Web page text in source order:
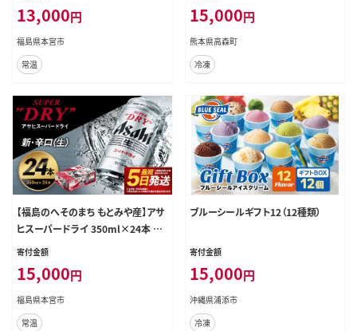
13,000円
福島県本宮市
常温
15,000円
熊本県高森町
冷凍
【福島のへそのまち もとみや産】アサ
ヒスーパードライ 350ml×24本 合
計8.4L 1ケース アルコール度数5%
ードライ super dry 24缶 辛口 送料
無料 カメイ 本宮市 【07214-0206】
寄付金額
15,000円
福島県本宮市
常温
ブルーシールギフト12（12種類）
寄付金額
15,000円
沖縄県浦添市
冷凍